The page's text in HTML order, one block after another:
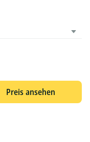
Preis ansehen